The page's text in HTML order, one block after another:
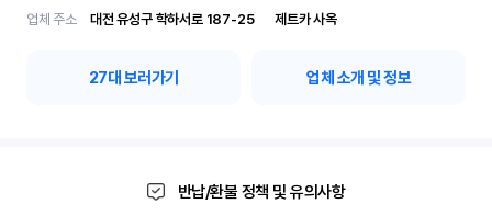
업체 주소
대전 유성구 학하서로 187-25	제트카 사옥
27대 보러가기 업체 소개 및 정보
반납/환불 정책 및 유의사항